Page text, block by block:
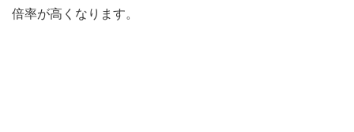
倍率が高くなります。